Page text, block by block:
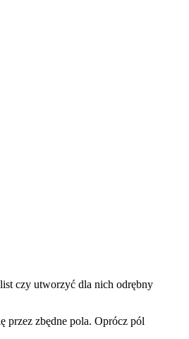
czy utworzyć dla nich odrębny
przez zbędne pola. Oprócz pól